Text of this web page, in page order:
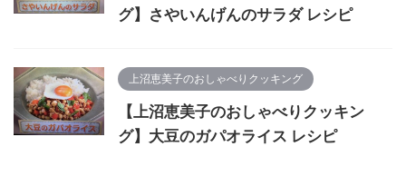
グ】さやいんげんのサラダ レシピ
上沼恵美子のおしゃべりクッキング
【上沼恵美子のおしゃべりクッキン
グ】大豆のガパオライス レシピ